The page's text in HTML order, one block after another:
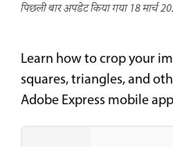
पिछली बार अपडेट किया गया18 मार्च
Learn how to crop your
squares, triangles, and
Adobe Express mobile